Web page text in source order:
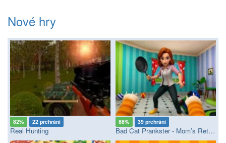
Nové hry
82% 22 přehrání
Real Hunting
88% 39 přehrání
Bad Cat Prankster - Mom’s Return